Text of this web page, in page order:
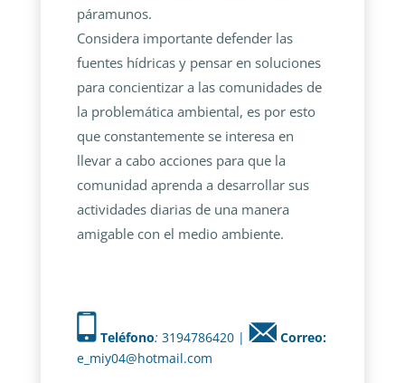
páramunos.
Considera importante defender las
fuentes hídricas y pensar en soluciones
para concientizar a las comunidades de
la problemática ambiental, es por esto
que constantemente se interesa en
llevar a cabo acciones para que la
comunidad aprenda a desarrollar sus
actividades diarias de una manera
amigable con el medio ambiente.
Teléfono: 3194786420 |
Correo:
e_miy04@hotmail.com